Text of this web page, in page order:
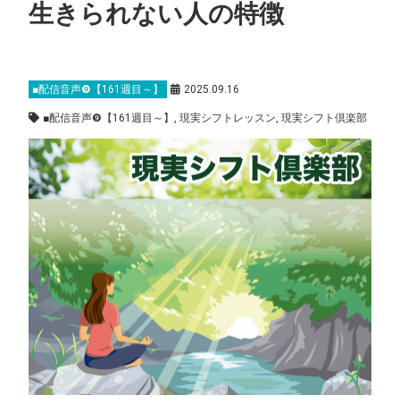
生きられない人の特徴
■配信音声❾【161週目～】 2025.09.16
■配信音声❾【161週目～】,現実シフトレッスン,現実シフト倶楽部